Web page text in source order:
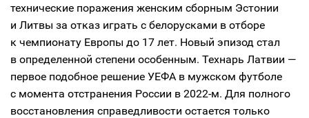
технические поражения женским сборным Эстонии
и Литвы за отказ играть с белорусками в отборе
к чемпионату Европы до 17 лет. Новый эпизод стал
в определенной степени особенным. Технарь Латвии —
первое подобное решение УЕФА в мужском футболе
с момента отстранения России в 2022-м. Для полного
восстановления справедливости остается только